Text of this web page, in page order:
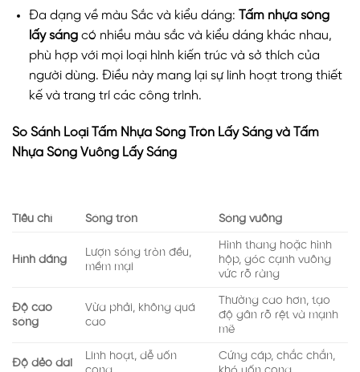
Đa dạng về màu Sắc và kiểu dáng:
Tấm nhựa sóng
lấy sángcó nhiều màu sắc và kiểu dáng khác nhau,
phù hợp với mọi loại hình kiến trúc và sở thích của
người dùng. Điều này mang lại sự linh hoạt trong thiết
kế và trang trí các công trình.
So Sánh Loại Tấm Nhựa Sóng Tròn Lấy Sáng và Tấm
Nhựa Sóng Vuông Lấy Sáng
Tiêu chí Sóng tròn Sóng vuông
Hình dáng
Lượn sóng tròn đều,
mềm mại
Hình thang hoặc hình
hộp, góc cạnh vuông
vức rõ ràng
Độ cao
sóng
Vừa phải, không quá
cao
Thường cao hơn, tạo
độ gân rõ rệt và mạnh
mẽ
Độ dẻo dai
Linh hoạt, dễ uốn
Cứng cáp, chắc chắn,